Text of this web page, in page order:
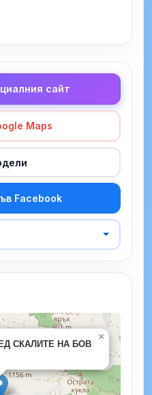
сайт
Maps
Facebook
СКАЛИТЕ НА БОВ
×